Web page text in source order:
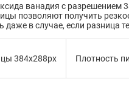
ванадия с разрешением
позволяют получить
даже в случае, если
384x288px Плотность